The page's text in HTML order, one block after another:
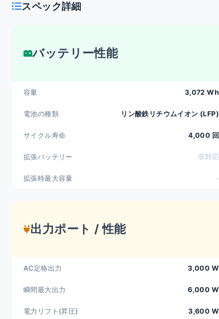
スペック詳細
バッテリー性能
容量 3,072 Wh
電池の種類 リン酸鉄リチウムイオン (LFP)
サイクル寿命 4,000 回
拡張バッテリー 非対応
拡張時最大容量 -
出力ポート / 性能
AC定格出力 3,000 W
瞬間最大出力 6,000 W
電力リフト(昇圧) 3,600 W